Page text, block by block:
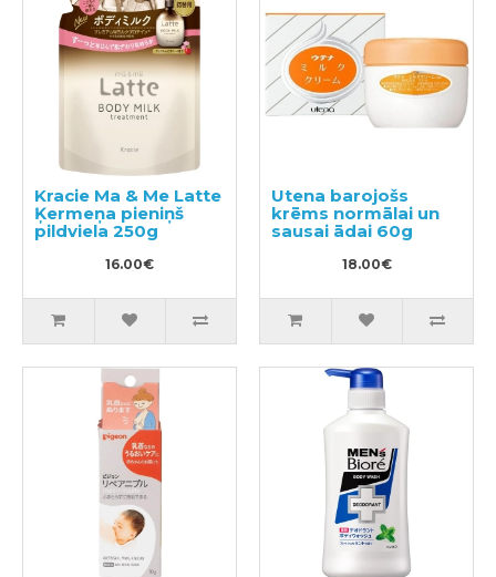
Kracie Ma & Me Latte
Ķermeņa pieniņš
pildviela 250g
16.00€
Utena barojošs
krēms normālai un
sausai ādai 60g
18.00€